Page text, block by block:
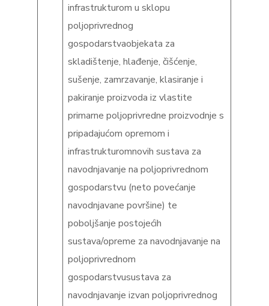
infrastrukturom u sklopu
poljoprivrednog
gospodarstvaobjekata za
skladištenje, hlađenje, čišćenje,
sušenje, zamrzavanje, klasiranje i
pakiranje proizvoda iz vlastite
primarne poljoprivredne proizvodnje s
pripadajućom opremom i
infrastrukturomnovih sustava za
navodnjavanje na poljoprivrednom
gospodarstvu (neto povećanje
navodnjavane površine) te
poboljšanje postojećih
sustava/opreme za navodnjavanje na
poljoprivrednom
gospodarstvusustava za
navodnjavanje izvan poljoprivrednog